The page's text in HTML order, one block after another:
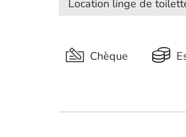
Location linge de
Chèque